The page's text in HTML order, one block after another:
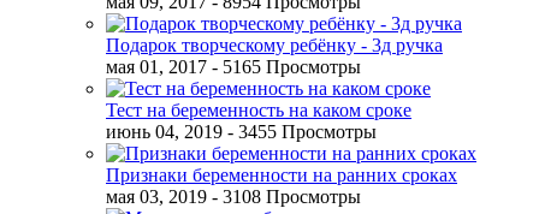
Подарок творческому ребёнку - 3д ручка
мая 01, 2017 - 5165 Просмотры
Тест на беременность на каком сроке
июнь 04, 2019 - 3455 Просмотры
Признаки беременности на ранних сроках
мая 03, 2019 - 3108 Просмотры